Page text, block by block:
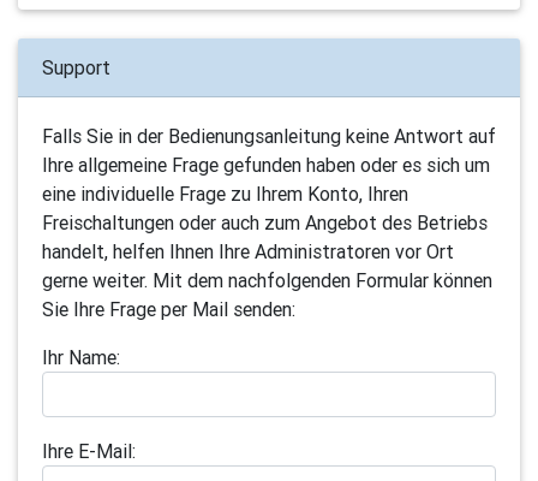
Support
Falls Sie in der Bedienungsanleitung keine Antwort auf
Ihre allgemeine Frage gefunden haben oder es sich um
eine individuelle Frage zu Ihrem Konto, Ihren
Freischaltungen oder auch zum Angebot des Betriebs
handelt, helfen Ihnen Ihre Administratoren vor Ort
gerne weiter. Mit dem nachfolgenden Formular können
Sie Ihre Frage per Mail senden:
Ihr Name:
Ihre E-Mail: